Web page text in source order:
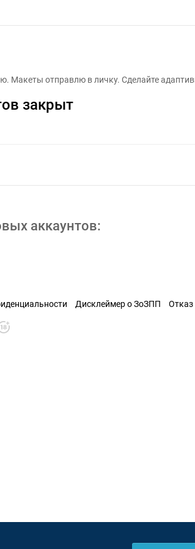
Макеты отправлю в личку. Сделайте
закрыт
аккаунтов:
Дисклеймер о ЗоЗПП Отказ